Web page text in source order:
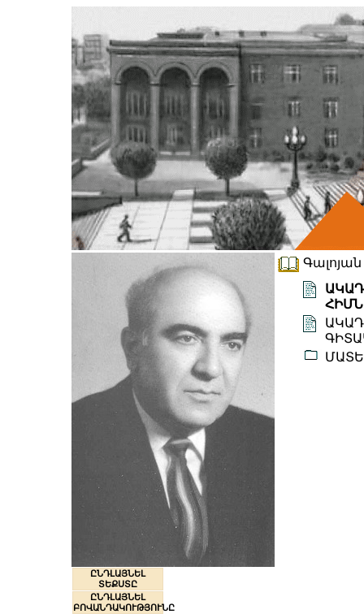
ԸՆԴԼԱՅՆԵԼ
ՏԵՔՍՏԸ
ԸՆԴԼԱՅՆԵԼ
ԲՈՎԱՆԴԱԿՈՒԹՅՈՒՆԸ
Գալոյան